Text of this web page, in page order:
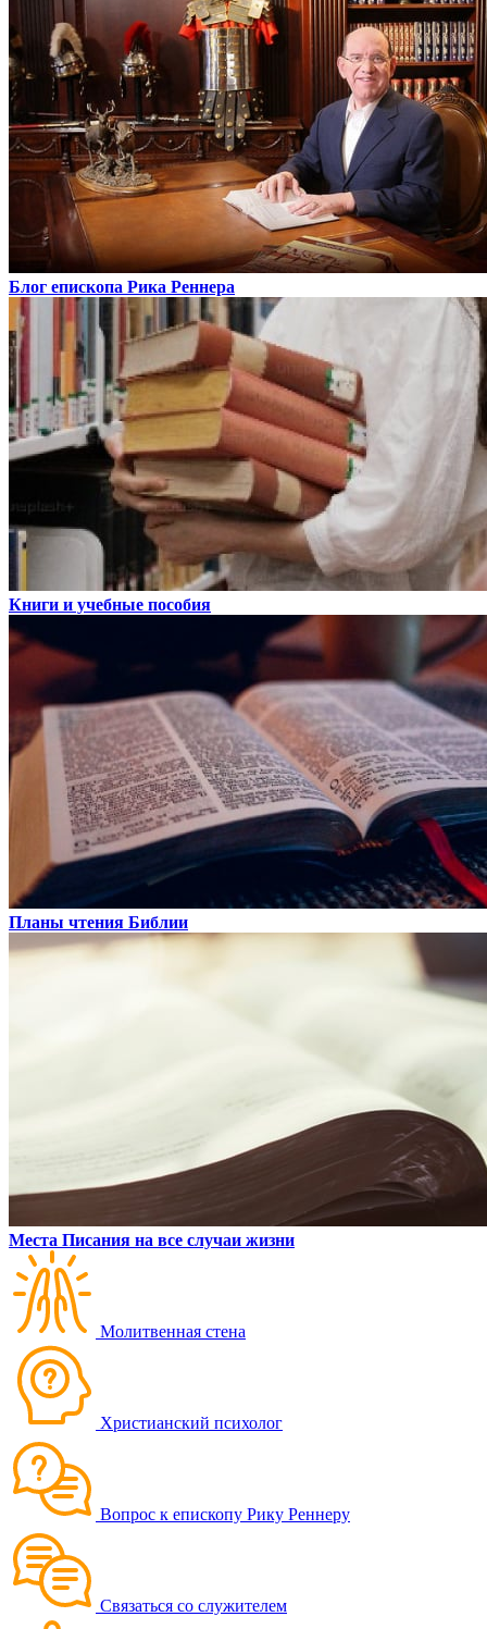
Блог епископа Рика Реннера
Книги и учебные пособия
Планы чтения Библии
Места Писания на все случаи жизни
Молитвенная стена
Христианский психолог
Вопрос к епископу Рику Реннеру
Связаться со служителем